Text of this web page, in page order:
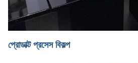
প্রোডাক্ট প্রসেস বিকল্প